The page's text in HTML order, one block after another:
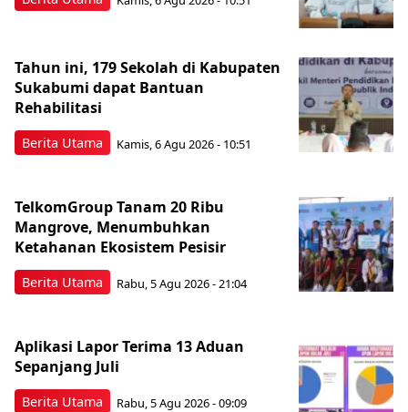
Berita Utama
Tahun ini, 179 Sekolah di Kabupaten
Sukabumi dapat Bantuan
Rehabilitasi
Kamis, 6 Agu 2026 - 10:51
Berita Utama
TelkomGroup Tanam 20 Ribu
Mangrove, Menumbuhkan
Ketahanan Ekosistem Pesisir
Rabu, 5 Agu 2026 - 21:04
Berita Utama
Aplikasi Lapor Terima 13 Aduan
Sepanjang Juli
Rabu, 5 Agu 2026 - 09:09